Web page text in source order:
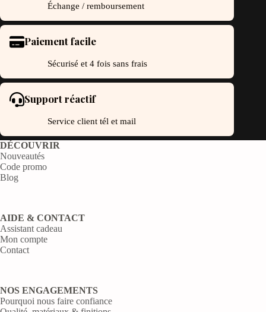
Échange / remboursement
Paiement facile
Sécurisé et 4 fois sans frais
Support réactif
Service client tél et mail
DÉCOUVRIR
Nouveautés
Code promo
Blog
AIDE & CONTACT
Assistant cadeau
Mon compte
Contact
NOS ENGAGEMENTS
Pourquoi nous faire confiance